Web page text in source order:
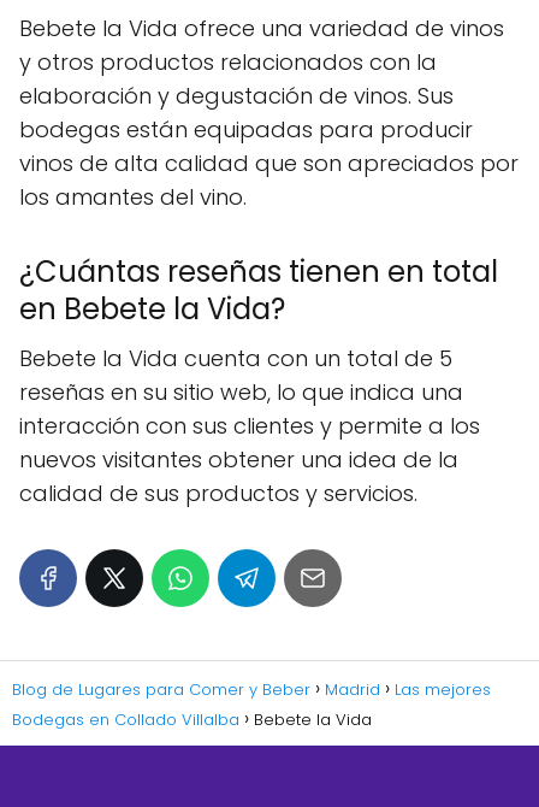
Bebete la Vida ofrece una variedad de vinos
y otros productos relacionados con la
elaboración y degustación de vinos. Sus
bodegas están equipadas para producir
vinos de alta calidad que son apreciados por
los amantes del vino.
¿Cuántas reseñas tienen en total
en Bebete la Vida?
Bebete la Vida cuenta con un total de 5
reseñas en su sitio web, lo que indica una
interacción con sus clientes y permite a los
nuevos visitantes obtener una idea de la
calidad de sus productos y servicios.
Blog de Lugares para Comer y Beber Madrid
Las mejores
Bodegas en Collado Villalba
Bebete la Vida